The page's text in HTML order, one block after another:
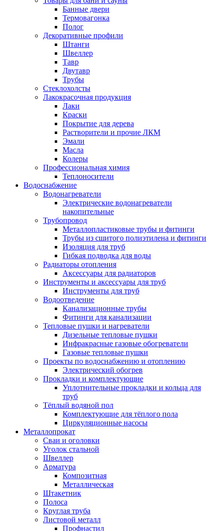
Банные двери
Термовагонка
Полог
Декоративные профили
Штанги
Швеллер
Тавр
Двутавр
Трубы
Стеклохолсты
Лакокрасочная продукция
Лаки
Краски
Покрытие для дерева
Растворители и прочие ЛКМ
Эмали
Масла
Колеры
Профессиональная химия
Теплоносители
Водоснабжение
Водонагреватели
Электрические водонагреватели
накопительные
Трубопровод
Металлопластиковые трубы и фитинги
Трубы из сшитого полиэтилена и фитинги
Изоляция для труб
Гибкая подводка для воды
Радиаторы отопления
Аксессуары для радиаторов
Инструменты и аксессуары для труб
Инструменты для труб
Водоотведение
Канализационные трубы
Фитинги для канализации
Тепловые пушки и нагреватели
Дизельные тепловые пушки
Инфракрасные газовые обогреватели
Газовые тепловые пушки
Проекты по водоснабжению и отоплению
Электрический обогрев
Прокладки и комплектующие
Уплотнительные прокладки и кольца для
труб
Тёплый водяной пол
Комплектующие для тёплого пола
Циркуляционные насосы
Металлопрокат
Сваи и оголовки
Уголок стальной
Швеллер
Арматура
Композитная
Металлическая
Штакетник
Полоса
Круглая труба
Листовой металл
Профнастил